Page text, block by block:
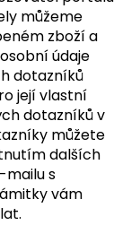
můžeme
zboží a
údaje
dotazníků
její vlastní
dotazníků v
můžete
dalších
mailu s
vám